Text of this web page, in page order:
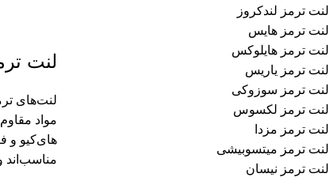
لنت ترمز لندکروز
لنت ترمز هایس
لنت ترمز هایلوکس
لنت ترمز یاریس
لنت ترمز سوزوکی
لنت ترمز لکسوس
لنت ترمز مزدا
لنت ترمز میتسوبیشی
لنت ترمز نیسان
لنت
لنت‌های
مواد
مناسب‌اند